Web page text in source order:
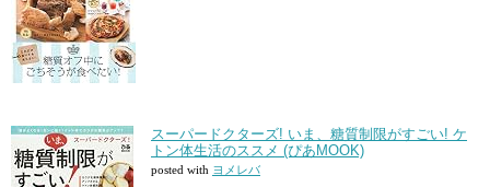
スーパードクターズ! いま、糖質制限がすごい! ケ
トン体生活のススメ (ぴあMOOK)
posted with ヨメレバ